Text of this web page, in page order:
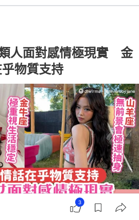
人面對感情極現實 金
物質支持
3